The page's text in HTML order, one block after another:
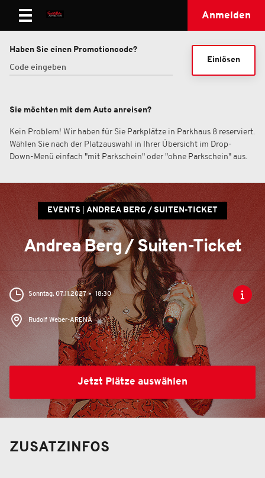
Anmelden
Haben Sie einen Promotioncode?
Einlösen
Sie möchten mit dem Auto anreisen?
Kein Problem! Wir haben für Sie Parkplätze in Parkhaus 8 reserviert.
Wählen Sie nach der Platzauswahl in Ihrer Übersicht im Drop-
Down-Menü einfach "mit Parkschein" oder "ohne Parkschein" aus.
EVENTS ANDREA BERG / SUITEN-TICKET
Andrea Berg / Suiten-Ticket
Sonntag, 07.11.2027 18:30
Rudolf Weber-ARENA
Jetzt Plätze auswählen
ZUSATZINFOS